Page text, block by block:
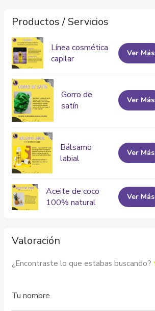
Productos / Servicios
Línea cosmética
capilar
Ver Más
Gorro de
satín
Ver Más
Bálsamo
labial
Ver Más
Aceite de coco
100% natural
Ver Más
Valoración
¿Encontraste lo que estabas buscando?